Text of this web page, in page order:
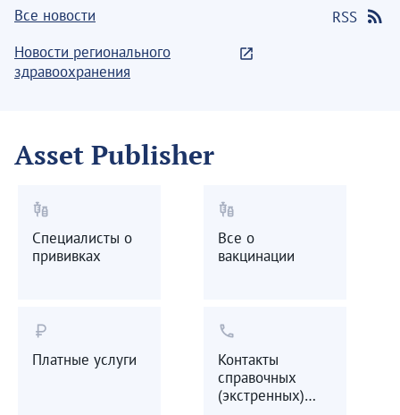
Все новости
RSS
Новости регионального
здравоохранения
Asset Publisher
vaccines
Специалисты о
прививках
vaccines
Все о
вакцинации
currency_ruble
Платные услуги
call
Контакты
справочных
(экстренных)